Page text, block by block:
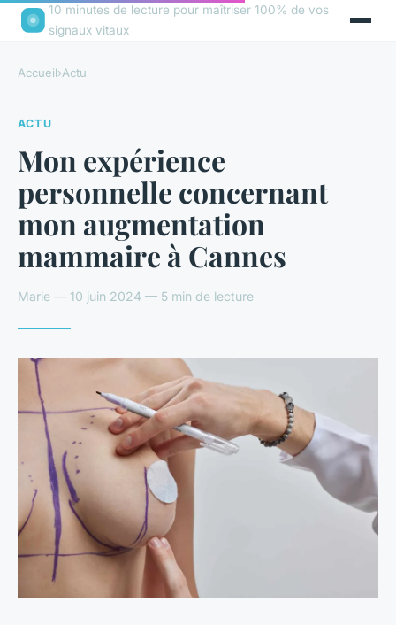
10 minutes de lecture pour maîtriser 100% de vos
signaux vitaux
Accueil›Actu
ACTU
Mon expérience
personnelle concernant
mon augmentation
mammaire à Cannes
Marie — 10 juin 2024 — 5 min de lecture